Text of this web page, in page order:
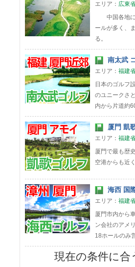
エリア： 広東
中国各地に
ールが多く、
る。
南太武
エリア： 福建
日本のゴルフ
のユニークさ
内から片道約
厦門 凱
エリア： 福建
厦門で最も歴
空港からも近
海西 国
エリア： 福建
厦門市内から
ン会社のアメ
18ホールのみ
現在の条件に合